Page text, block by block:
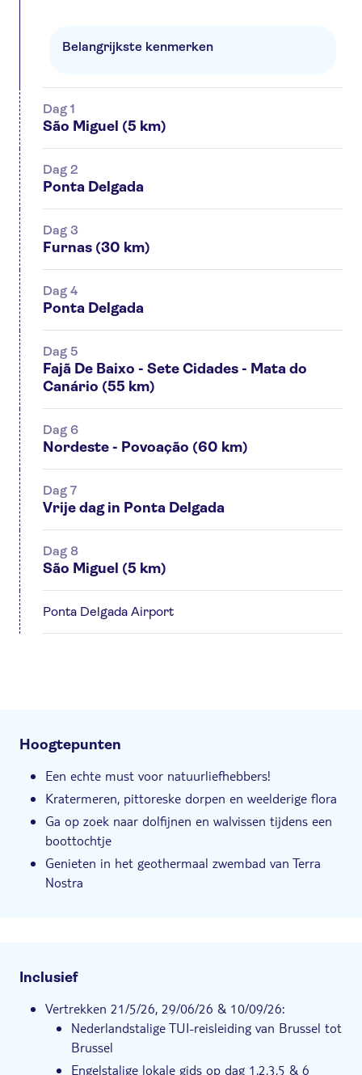
Belangrijkste kenmerken
Dag 1
São Miguel (5 km)
Dag 2
Ponta Delgada
Dag 3
Furnas (30 km)
Dag 4
Ponta Delgada
Dag 5
Fajã De Baixo - Sete Cidades - Mata do
Canário (55 km)
Dag 6
Nordeste - Povoação (60 km)
Dag 7
Vrije dag in Ponta Delgada
Dag 8
São Miguel (5 km)
Ponta Delgada Airport
Hoogtepunten
Een echte must voor natuurliefhebbers!
Kratermeren, pittoreske dorpen en weelderige flora
Ga op zoek naar dolfijnen en walvissen tijdens een
boottochtje
Genieten in het geothermaal zwembad van Terra
Nostra
Inclusief
Vertrekken 21/5/26, 29/06/26 & 10/09/26:
Nederlandstalige TUI-reisleiding van Brussel tot
Brussel
Engelstalige lokale gids op dag 1,2,3,5 & 6